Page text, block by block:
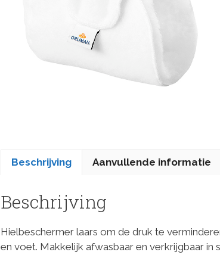
Beschrijving Aanvullende informatie
Beschrijving
Hielbeschermer laars om de druk te
en voet. Makkelijk afwasbaar en verkrijgbaar in